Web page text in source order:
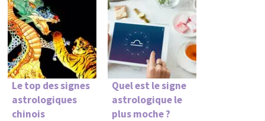
Le top des signes
astrologiques
chinois
Quel est le signe
astrologique le
plus moche ?